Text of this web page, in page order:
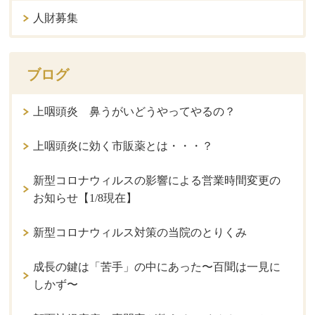
人財募集
ブログ
上咽頭炎 鼻うがいどうやってやるの？
上咽頭炎に効く市販薬とは・・・？
新型コロナウィルスの影響による営業時間変更の
お知らせ【1/8現在】
新型コロナウィルス対策の当院のとりくみ
成長の鍵は「苦手」の中にあった〜百聞は一見に
しかず〜